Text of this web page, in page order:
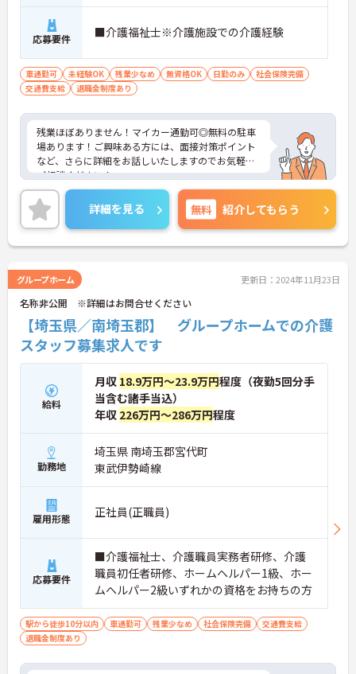
応募要件 ■介護福祉士※介護施設での介護経験
車通勤可 未経験OK 残業少なめ 無資格OK 日勤のみ
社会保険完備
交通費支給
退職金制度あり
残業ほぼありません！マイカー通勤可◎無料の駐車
場あります！ご興味ある方には、面接対策ポイント
など、さらに詳細をお話しいたしますのでお気軽に
ご相談ください！
詳細を見る 無料 紹介してもらう
グループホーム 更新日：2024年11月23日
名称非公開 ※詳細はお問合せください
【埼玉県／南埼玉郡】 グループホームでの介護
スタッフ募集求人です
給料
月収 18.9万円～23.9万円程度（夜勤5回分手
当含む諸手当込）
年収 226万円～286万円程度
勤務地
埼玉県 南埼玉郡宮代町
東武伊勢崎線
雇用形態 正社員(正職員)
応募要件
■介護福祉士、介護職員実務者研修、介護
職員初任者研修、ホームヘルパー1級、ホー
ムヘルパー2級いずれかの資格をお持ちの方
駅から徒歩10分以内 車通勤可 残業少なめ 社会保険完備
交通費支給
退職金制度あり